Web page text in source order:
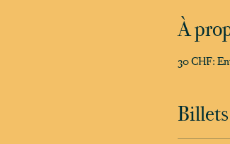
À
30 CHF:
Billets